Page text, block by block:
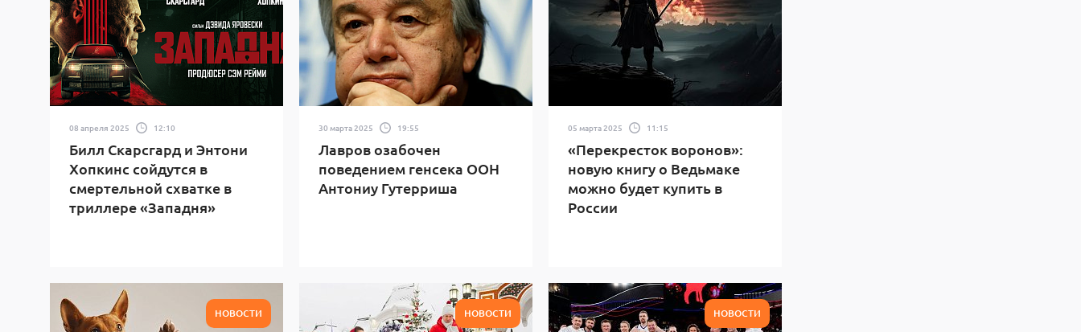
08 апреля 2025 12:10
Билл Скарсгард и Энтони
Хопкинс сойдутся в
смертельной схватке в
триллере «Западня»
30 марта 2025 19:55
Лавров озабочен
поведением генсека ООН
Антониу Гутерриша
05 марта 2025 11:15
«Перекресток воронов»:
новую книгу о Ведьмаке
можно будет купить в
России
НОВОСТИ НОВОСТИ НОВОСТИ